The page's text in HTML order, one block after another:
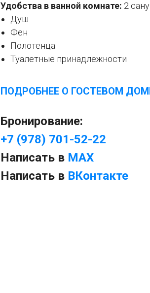
Удобства в ванной комнате: 2
Душ
Фен
Полотенца
Туалетные принадлежности
ПОДРОБНЕЕ О ГОСТЕВОМ
Бронирование:
+7 (978) 701-52-22
Написать в MAX
Написать в ВКонтакте